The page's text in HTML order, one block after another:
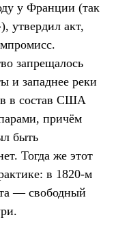
у Франции (так
утвердил акт,
запрещалось
и западнее реки
в состав США
причём
быть
Тогда же этот
в 1820-м
— свободный